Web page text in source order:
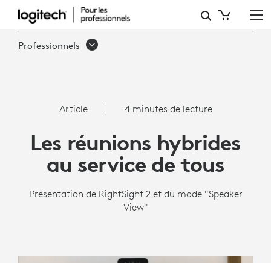
TECHNOLOGIE
DE
LOGITECH
POUR
PROFESSIONNELS
Professionnels
Article 4 minutes de lecture
Les réunions hybrides
au service de tous
Présentation de RightSight 2 et du mode "Speaker
View"